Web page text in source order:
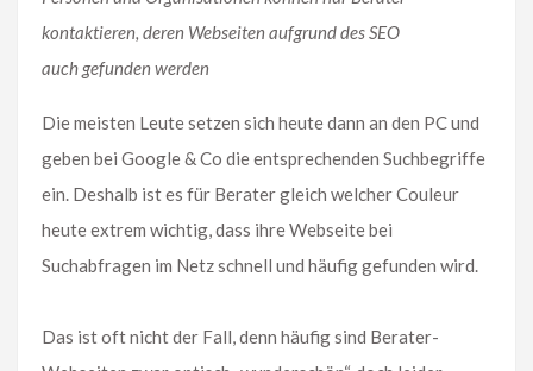
kontaktieren, deren Webseiten aufgrund des SEO
auch gefunden werden
Die meisten Leute setzen sich heute dann an den PC und
geben bei Google & Co die entsprechenden Suchbegriffe
ein. Deshalb ist es für Berater gleich welcher Couleur
heute extrem wichtig, dass ihre Webseite bei
Suchabfragen im Netz schnell und häufig gefunden wird.
Das ist oft nicht der Fall, denn häufig sind Berater-